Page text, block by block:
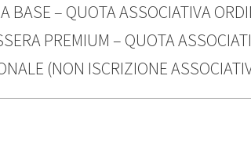
BASE – QUOTA ASSOCIATIVA
PREMIUM – QUOTA
(NON ISCRIZIONE